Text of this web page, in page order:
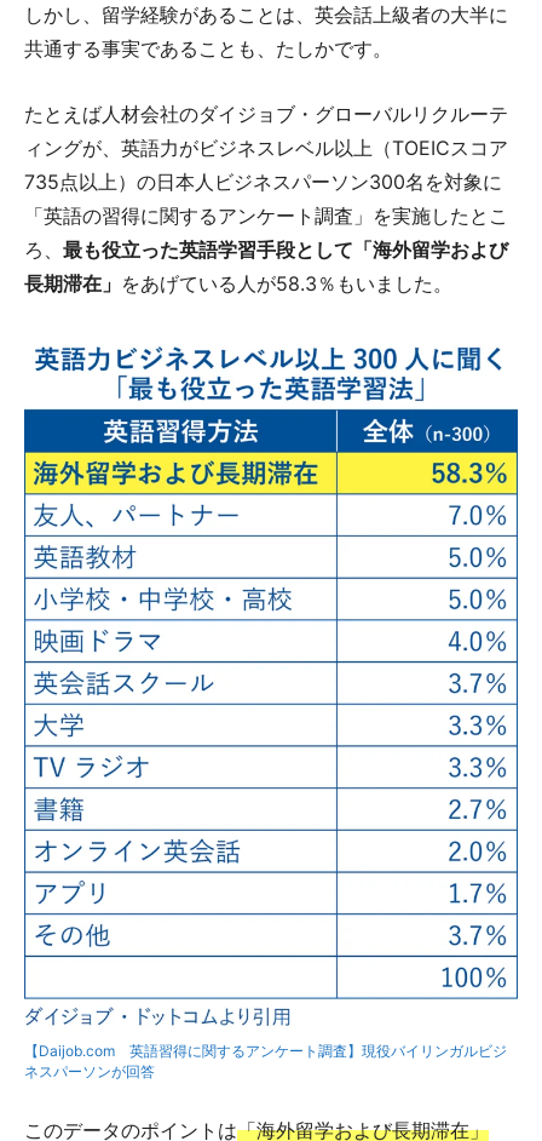
しかし、留学経験があることは、英会話上級者の大半に
共通する事実であることも、たしかです。
たとえば人材会社のダイジョブ・グローバルリクルーテ
ィングが、英語力がビジネスレベル以上（TOEICスコア
735点以上）の日本人ビジネスパーソン300名を対象に
「英語の習得に関するアンケート調査」を実施したとこ
ろ、 最も役立った英語学習手段として「海外留学および
長期滞在」 をあげている人が58.3％もいました。
【Daijob.com 英語習得に関するアンケート調査】現役バイリンガルビジ
ネスパーソンが回答
このデータのポイントは「海外留学および長期滞在」